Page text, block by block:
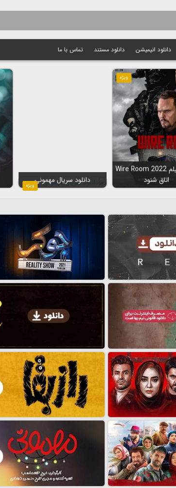
دانلود انیمیشن دانلود مستند تماس با ما
ویژه
دانلود فیلم Wire Room 2022
اتاق شنود
ویژه
دانلود سریال مهمونی